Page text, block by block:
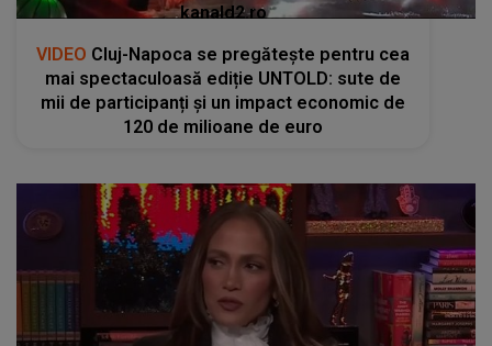
kanald2.ro
VIDEO Cluj-Napoca se pregătește pentru cea
mai spectaculoasă ediție UNTOLD: sute de
mii de participanți și un impact economic de
120 de milioane de euro